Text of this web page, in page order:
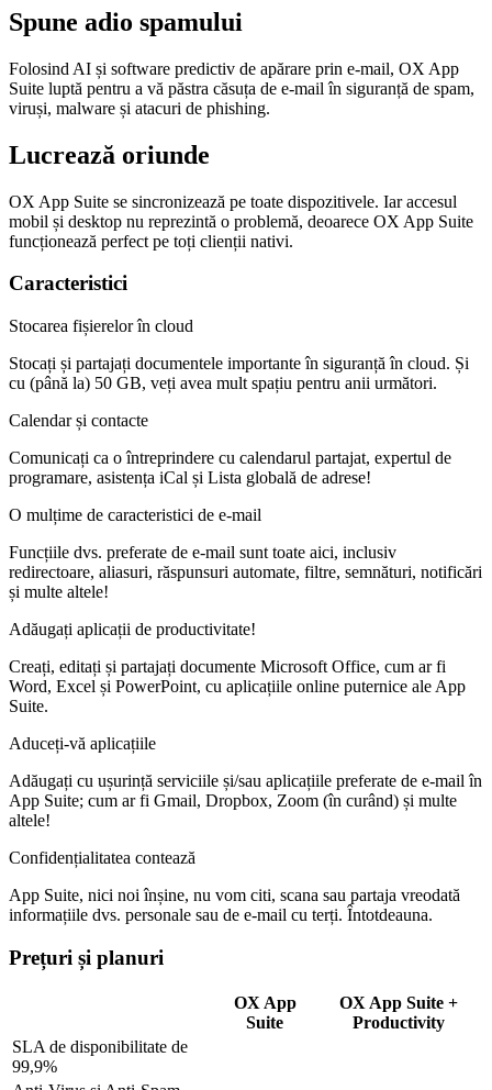
Spune adio spamului
Folosind AI și software predictiv de apărare prin e-mail, OX App
Suite luptă pentru a vă păstra căsuța de e-mail în siguranță de spam,
viruși, malware și atacuri de phishing.
Lucrează oriunde
OX App Suite se sincronizează pe toate dispozitivele. Iar accesul
mobil și desktop nu reprezintă o problemă, deoarece OX App Suite
funcționează perfect pe toți clienții nativi.
Caracteristici
Stocarea fișierelor în cloud
Stocați și partajați documentele importante în siguranță în cloud. Și
cu (până la) 50 GB, veți avea mult spațiu pentru anii următori.
Calendar și contacte
Comunicați ca o întreprindere cu calendarul partajat, expertul de
programare, asistența iCal și Lista globală de adrese!
O mulțime de caracteristici de e-mail
Funcțiile dvs. preferate de e-mail sunt toate aici, inclusiv
redirectoare, aliasuri, răspunsuri automate, filtre, semnături, notificări
și multe altele!
Adăugați aplicații de productivitate!
Creați, editați și partajați documente Microsoft Office, cum ar fi
Word, Excel și PowerPoint, cu aplicațiile online puternice ale App
Suite.
Aduceți-vă aplicațiile
Adăugați cu ușurință serviciile și/sau aplicațiile preferate de e-mail în
App Suite; cum ar fi Gmail, Dropbox, Zoom (în curând) și multe
altele!
Confidențialitatea contează
App Suite, nici noi înșine, nu vom citi, scana sau partaja vreodată
informațiile dvs. personale sau de e-mail cu terți. Întotdeauna.
Prețuri și planuri
OX App
Suite
OX App Suite +
Productivity
SLA de disponibilitate de
99,9%